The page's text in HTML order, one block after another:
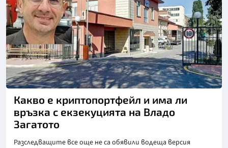
Какво е криптопортфейл и има ли
връзка с екзекуцията на Владо
Загатото
Разследващите все още не са обявили водеща версия